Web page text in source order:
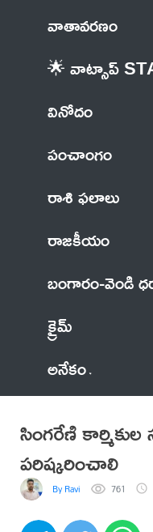
వాతావరణం
🌟 వాట్సాప్
వినోదం
పంచాంగం
రాశి ఫలాలు
రాజకీయం
బంగారం-వెండి
క్రైమ్
అనేకం
సింగరేణి
పరిష్కరించాలి
By Ravi 761